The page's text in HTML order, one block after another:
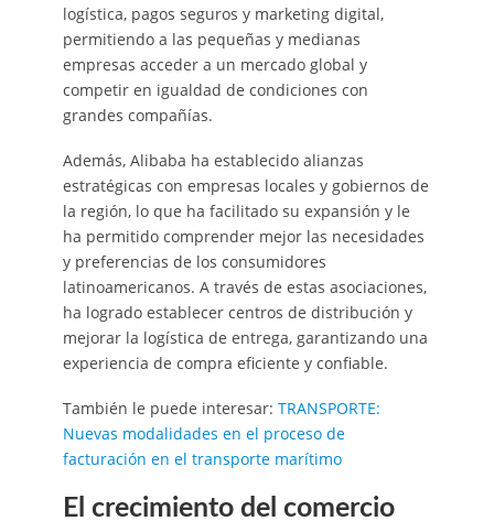
logística, pagos seguros y marketing digital,
permitiendo a las pequeñas y medianas
empresas acceder a un mercado global y
competir en igualdad de condiciones con
grandes compañías.
Además, Alibaba ha establecido alianzas
estratégicas con empresas locales y gobiernos de
la región, lo que ha facilitado su expansión y le
ha permitido comprender mejor las necesidades
y preferencias de los consumidores
latinoamericanos. A través de estas asociaciones,
ha logrado establecer centros de distribución y
mejorar la logística de entrega, garantizando una
experiencia de compra eficiente y confiable.
También le puede interesar: TRANSPORTE:
Nuevas modalidades en el proceso de
facturación en el transporte marítimo
El crecimiento del comercio